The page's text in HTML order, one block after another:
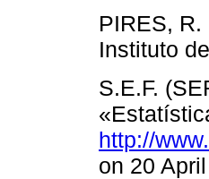
PIRES,
Instituto
S.E.F.
http://
on 20